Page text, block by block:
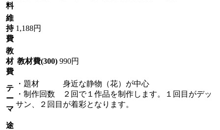
料
維
持
費
1,188円
教
材
費
教材費(300) 990円
テ
ー
マ
・題材 身近な静物（花）が中心
・制作回数 ２回で１作品を制作します。１回目がデッ
サン、２回目が着彩となります。
途